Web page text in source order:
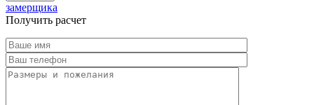
замерщика
Получить расчет